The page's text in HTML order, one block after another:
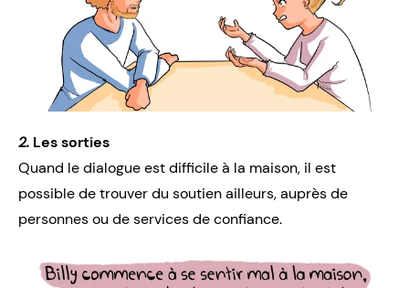
2. Les sorties
Quand le dialogue est difficile à la maison, il est
possible de trouver du soutien ailleurs, auprès de
personnes ou de services de confiance.